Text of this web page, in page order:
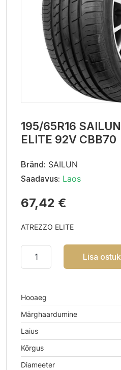
195/65R16
ELITE 92V CBB70
Bränd: SAILUN
Saadavus: Laos
67,42 €
ATREZZO ELITE
Lisa
Hooaeg
Märghaardumine
Laius
Kõrgus
Diameeter